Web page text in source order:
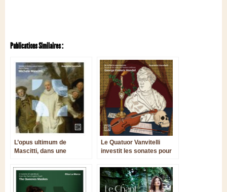
Publications Similaires :
L’opus ultimum de
Mascitti, dans une
Le Quatuor Vanvitelli
investit les sonates pour